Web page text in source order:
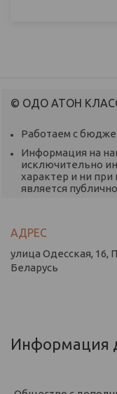
© ОДО АТОН
Работаем с
Информация на
исключительно
характер и ни при
является
улица Одесская, 16,
Беларусь
Информация